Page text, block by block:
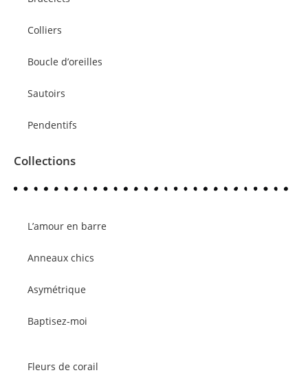
Colliers
Boucle d’oreilles
Sautoirs
Pendentifs
Collections
L’amour en barre
Anneaux chics
Asymétrique
Baptisez-moi
Fleurs de corail